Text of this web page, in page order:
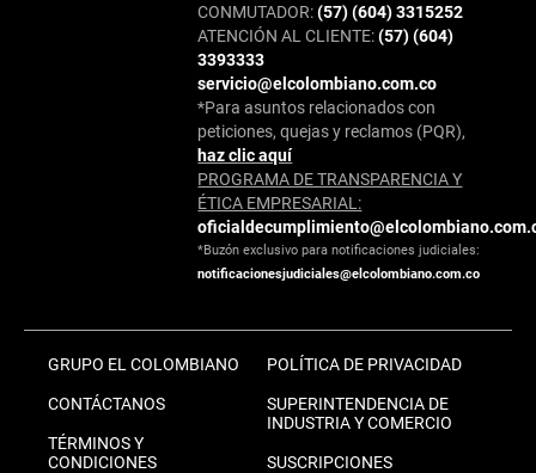
CONMUTADOR:(57) (604) 3315252
ATENCIÓN AL CLIENTE:(57) (604)
3393333
servicio@elcolombiano.com.co
*Para asuntos relacionados con
peticiones, quejas y reclamos (PQR),
haz clic aquí
PROGRAMA DE TRANSPARENCIA Y
ÉTICA EMPRESARIAL:
*Buzón exclusivo para notificaciones judiciales:
notificacionesjudiciales@elcolombiano.com.co
GRUPO EL COLOMBIANO
CONTÁCTANOS
TÉRMINOS Y
CONDICIONES
POLÍTICA DE PRIVACIDAD
SUPERINTENDENCIA DE
INDUSTRIA Y COMERCIO
SUSCRIPCIONES